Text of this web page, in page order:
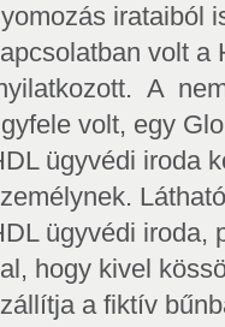
irataiból
volt
A
volt, egy
ügyvédi iroda
ügyvédi iroda,
hogy kivel
a fiktív